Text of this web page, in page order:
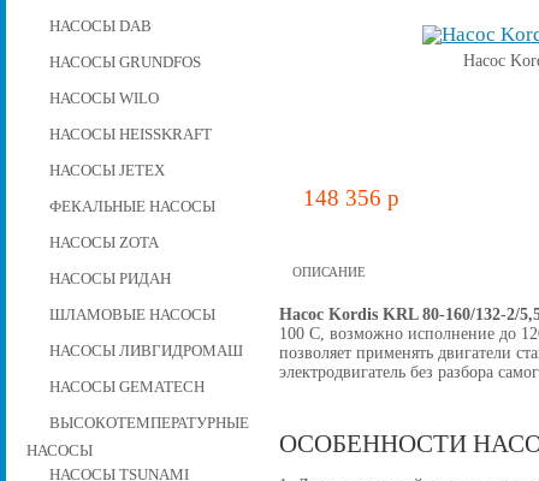
НАСОСЫ DAB
НАСОСЫ GRUNDFOS
НАСОСЫ WILO
НАСОСЫ HEISSKRAFT
НАСОСЫ JETEX
ФЕКАЛЬНЫЕ НАСОСЫ
НАСОСЫ ZOTA
НАСОСЫ РИДАН
ШЛАМОВЫЕ НАСОСЫ
НАСОСЫ ЛИВГИДРОМАШ
НАСОСЫ GEMATECH
ВЫСОКОТЕМПЕРАТУРНЫЕ
НАСОСЫ
НАСОСЫ TSUNAMI
Насос
148 356 p
ОПИСАНИЕ
Насос Kordis KRL 80-160/132-2/
100 C, возможно исполнение до
позволяет применять двигатели
электродвигатель без разбора
ОСОБЕННОСТИ